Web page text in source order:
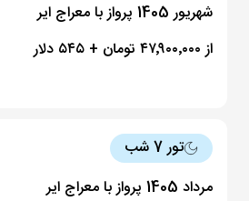
شهریور 1405 پرواز با معراج ایر
از ۴۷٬۹۰۰٬۰۰۰ تومان + ۵۴۵ دلار
تور 7 شب
مرداد 1405 پرواز با معراج ایر